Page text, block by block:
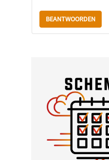
BEANTWOORDEN